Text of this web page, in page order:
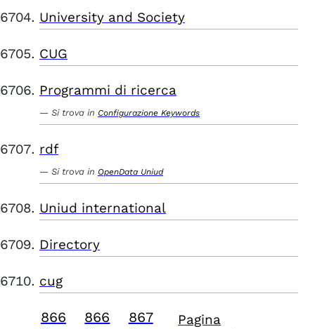
University and Society
CUG
Programmi di ricerca
Si trova in Configurazione Keywords
rdf
Si trova in OpenData Uniud
Uniud international
Directory
cug
866
866
867
Pagina